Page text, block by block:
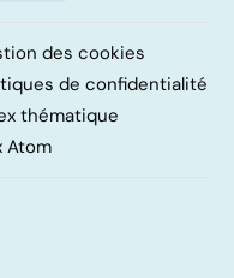
des cookies
de confidentialité
thématique
Atom